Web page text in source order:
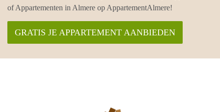
of Appartementen in Almere op AppartementAlmere!
GRATIS JE APPARTEMENT AANBIEDEN